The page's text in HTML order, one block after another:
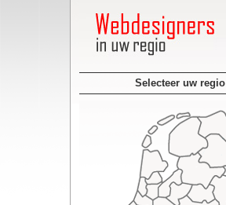
Selecteer uw regio